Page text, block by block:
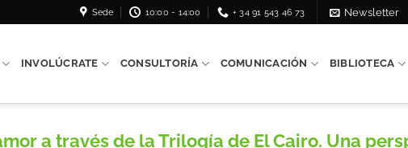
Sede 10:00 - 14:00 + 34 91 543 46 73 Newsletter
INVOLÚCRATE CONSULTORÍA COMUNICACIÓN BIBLIOTECA
a través de la Trilogía de El Cairo. Una